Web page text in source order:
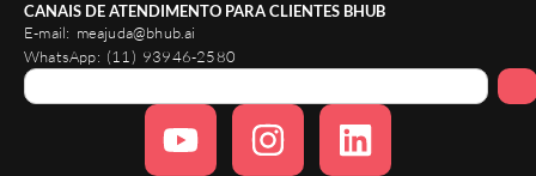
CANAIS DE ATENDIMENTO PARA CLIENTES BHUB
E-mail: meajuda@bhub.ai
WhatsApp: (11) 93946-2580